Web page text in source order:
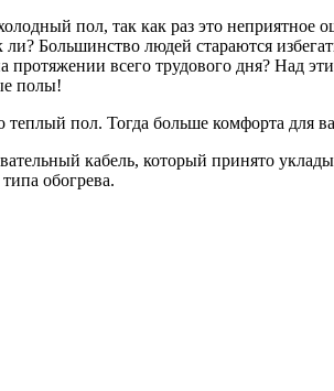
пол, так как раз это неприятное
Большинство людей стараются
всего трудового дня? Над
полы!
теплый пол. Тогда больше комфорта для
кабель, который принято
обогрева.